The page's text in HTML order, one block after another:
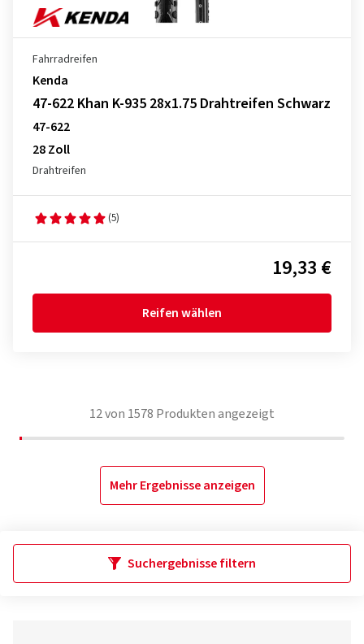
Fahrradreifen
Kenda
47-622 Khan K-935 28x1.75 Drahtreifen Schwarz
47-622
28 Zoll
Drahtreifen
(5)
19,33 €
Reifen wählen
12von 1578 Produkten angezeigt
Mehr Ergebnisse anzeigen
Suchergebnisse filtern